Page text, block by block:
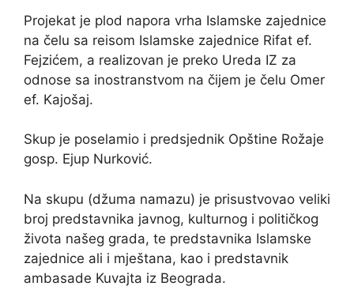
Projekat je plod napora vrha Islamske zajednice
na čelu sa reisom Islamske zajednice Rifat ef.
Fejzićem, a realizovan je preko Ureda IZ za
odnose sa inostranstvom na čijem je čelu Omer
ef. Kajošaj.
Skup je poselamio i predsjednik Opštine Rožaje
gosp. Ejup Nurković.
Na skupu (džuma namazu) je prisustvovao veliki
broj predstavnika javnog, kulturnog i političkog
života našeg grada, te predstavnika Islamske
zajednice ali i mještana, kao i predstavnik
ambasade Kuvajta iz Beograda.